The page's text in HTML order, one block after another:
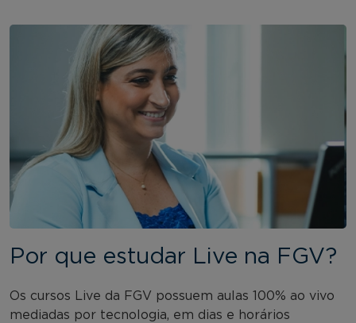
Por que estudar Live na FGV?
Os cursos Live da FGV possuem aulas 100% ao vivo
mediadas por tecnologia, em dias e horários